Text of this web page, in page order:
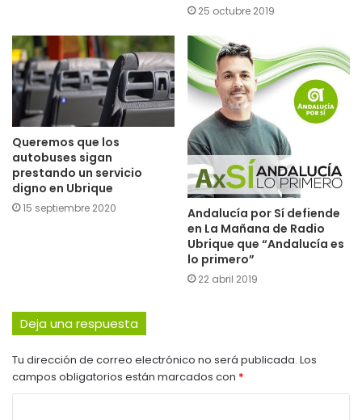
25 octubre 2019
Queremos que los
autobuses sigan
prestando un servicio
digno en Ubrique
15 septiembre 2020
Andalucía por Sí defiende
en La Mañana de Radio
Ubrique que “Andalucía es
lo primero”
22 abril 2019
Deja una respuesta
Tu dirección de correo electrónico no será publicada. Los
campos obligatorios están marcados con *